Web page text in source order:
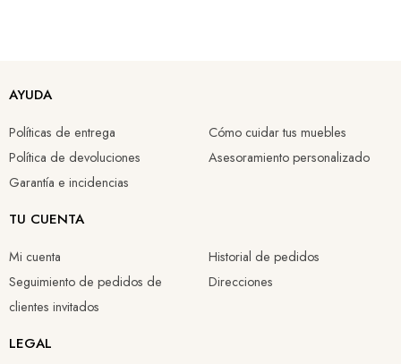
AYUDA
Políticas de entrega
Política de devoluciones
Garantía e incidencias
Cómo cuidar tus muebles
Asesoramiento personalizado
TU CUENTA
Mi cuenta
Seguimiento de pedidos de
clientes invitados
Historial de pedidos
Direcciones
LEGAL